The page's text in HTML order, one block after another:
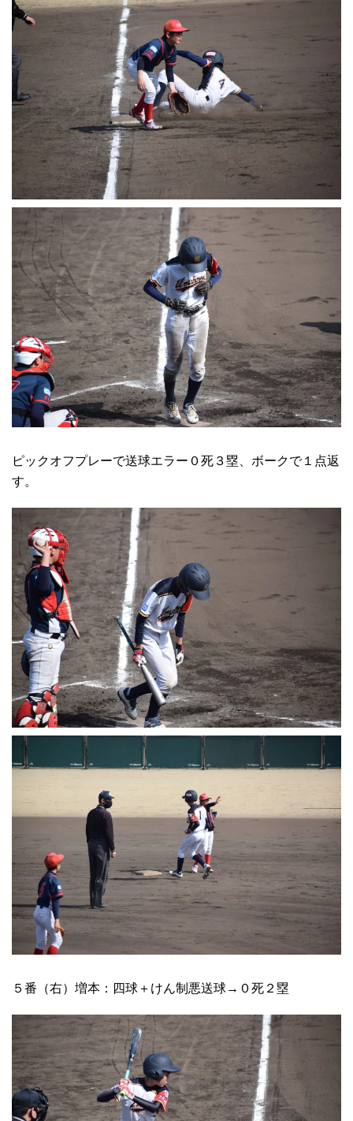
ピックオフプレーで送球エラー０死３塁、ボークで１点返
す。
５番（右）増本：四球＋けん制悪送球→０死２塁